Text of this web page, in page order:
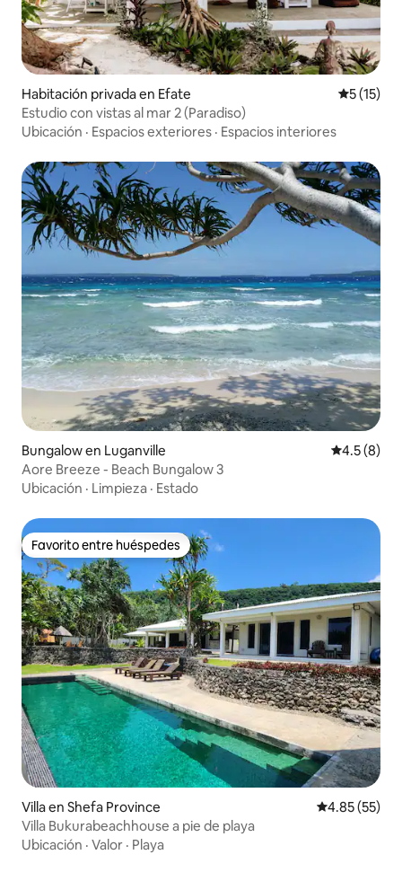
Habitación privada en Efate
5 (15)
Estudio con vistas al mar 2 (Paradiso)
Ubicación · Espacios exteriores · Espacios interiores
Bungalow en Luganville
4.5 (8)
Aore Breeze - Beach Bungalow 3
Ubicación · Limpieza · Estado
Favorito entre huéspedes
Favorito entre huéspedes
Villa en Shefa Province Calificación
4.85 (55)
Villa Bukurabeachhouse a pie de playa
Ubicación · Valor · Playa